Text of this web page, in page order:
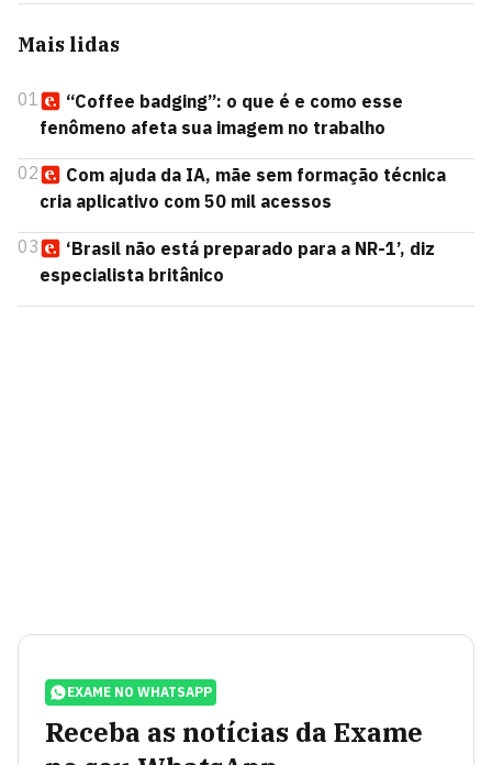
Mais lidas
01
“Coffee badging”: o que é e como esse
fenômeno afeta sua imagem no trabalho
02
Com ajuda da IA, mãe sem formação técnica
cria aplicativo com 50 mil acessos
03
‘Brasil não está preparado para a NR-1’, diz
especialista britânico
EXAME NO WHATSAPP
Receba as notícias da Exame